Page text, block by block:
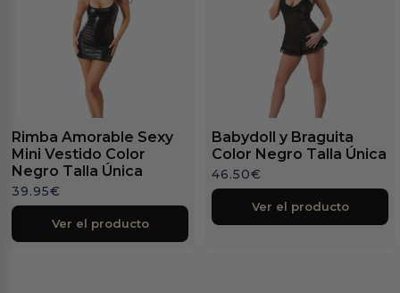
Rimba Amorable Sexy
Mini Vestido Color
Negro Talla Única
39.95€
Ver el producto
Babydoll y Braguita
Color Negro Talla Única
46.50€
Ver el producto